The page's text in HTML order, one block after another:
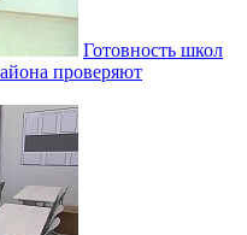
Готовность школ
проверяют